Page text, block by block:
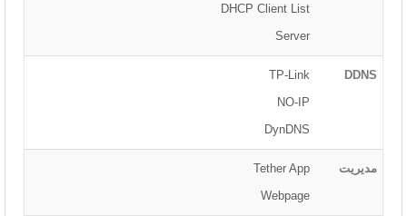
DHCP Client List
Server
DDNS
TP-Link
NO-IP
DynDNS
مدیریت
Tether App
Webpage